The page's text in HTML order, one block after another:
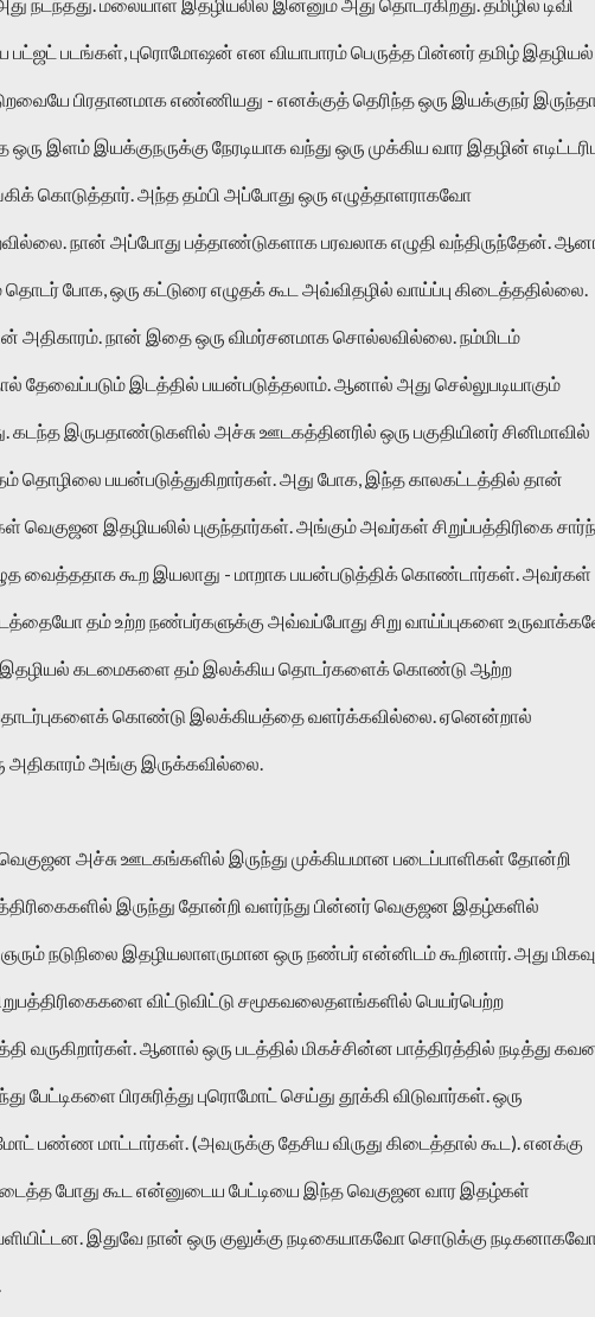
பட்ஜட் படங்கள், புரொமோஷன் என வியாபாரம் பெருத்த பின்னர் தமிழ் இதழியல்
பிரதானமாக எண்ணியது - எனக்குத் தெரிந்த ஒரு இயக்குநர்
இளம் இயக்குநருக்கு நேரடியாக வந்து ஒரு முக்கிய வார இதழின்
கொடுத்தார். அந்த தம்பி அப்போது ஒரு எழுத்தாளராகவோ
நான் அப்போது பத்தாண்டுகளாக பரவலாக எழுதி வந்திருந்தேன்.
போக, ஒரு கட்டுரை எழுதக் கூட அவ்விதழில் வாய்ப்பு கிடைத்ததில்லை.
அதிகாரம். நான் இதை ஒரு விமர்சனமாக சொல்லவில்லை. நம்மிடம்
தேவைப்படும் இடத்தில் பயன்படுத்தலாம். ஆனால் அது செல்லுபடியாகும்
இருபதாண்டுகளில் அச்சு ஊடகத்தினரில் ஒரு பகுதியினர் சினிமாவில்
தொழிலை பயன்படுத்துகிறார்கள். அது போக, இந்த காலகட்டத்தில் தான்
வெகுஜன இதழியலில் புகுந்தார்கள். அங்கும் அவர்கள் சிறுப்பத்திரிகை
வைத்ததாக கூற இயலாது - மாறாக பயன்படுத்திக் கொண்டார்கள். அவர்கள்
தம் உற்ற நண்பர்களுக்கு அவ்வப்போது சிறு வாய்ப்புகளை
இதழியல் கடமைகளை தம் இலக்கிய தொடர்களைக் கொண்டு ஆற்ற
கொண்டு இலக்கியத்தை வளர்க்கவில்லை. ஏனென்றால்
அங்கு இருக்கவில்லை.
அச்சு ஊடகங்களில் இருந்து முக்கியமான படைப்பாளிகள் தோன்றி
இருந்து தோன்றி வளர்ந்து பின்னர் வெகுஜன இதழ்களில்
நடுநிலை இதழியலாளருமான ஒரு நண்பர் என்னிடம் கூறினார். அது
விட்டுவிட்டு சமூகவலைதளங்களில் பெயர்பெற்ற
வருகிறார்கள். ஆனால் ஒரு படத்தில் மிகச்சின்ன பாத்திரத்தில் நடித்து
பேட்டிகளை பிரசுரித்து புரொமோட் செய்து தூக்கி விடுவார்கள். ஒரு
பண்ண மாட்டார்கள். (அவருக்கு தேசிய விருது கிடைத்தால் கூட). எனக்கு
போது கூட என்னுடைய பேட்டியை இந்த வெகுஜன வார இதழ்கள்
இதுவே நான் ஒரு குலுக்கு நடிகையாகவோ சொடுக்கு